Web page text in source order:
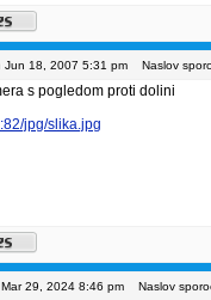
Jun 18, 2007 5:31 pm Naslov
s pogledom proti dolini
jpg/slika.jpg
29, 2024 8:46 pm Naslov